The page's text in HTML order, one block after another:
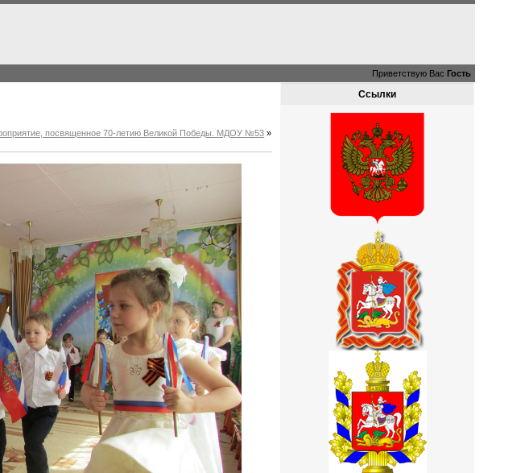
Приветствую Вас Гость
посвященное 70-летию Великой Победы. МДОУ №53 »
Ссылки